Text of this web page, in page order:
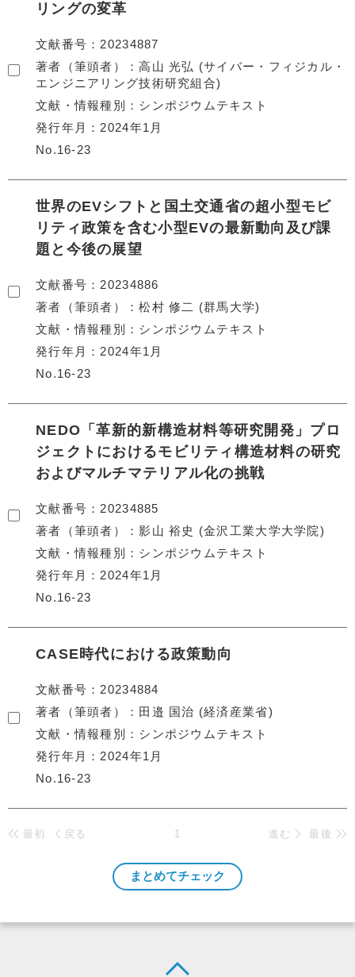
リングの変革
文献番号
20234887
著者（筆頭者）
高山 光弘 (サイバー・フィジカル・
エンジニアリング技術研究組合)
文献・情報種別
シンポジウムテキスト
発行年月
2024年1月
No.16-23
世界のEVシフトと国土交通省の超小型モビ
リティ政策を含む小型EVの最新動向及び課
題と今後の展望
文献番号
20234886
著者（筆頭者）
松村 修二 (群馬大学)
文献・情報種別
シンポジウムテキスト
発行年月
2024年1月
No.16-23
NEDO「革新的新構造材料等研究開発」プロ
ジェクトにおけるモビリティ構造材料の研究
およびマルチマテリアル化の挑戦
文献番号
20234885
著者（筆頭者）
影山 裕史 (金沢工業大学大学院)
文献・情報種別
シンポジウムテキスト
発行年月
2024年1月
No.16-23
CASE時代における政策動向
文献番号
20234884
著者（筆頭者）
田邉 国治 (経済産業省)
文献・情報種別
シンポジウムテキスト
発行年月
2024年1月
No.16-23
最初 戻る 1 進む 最後